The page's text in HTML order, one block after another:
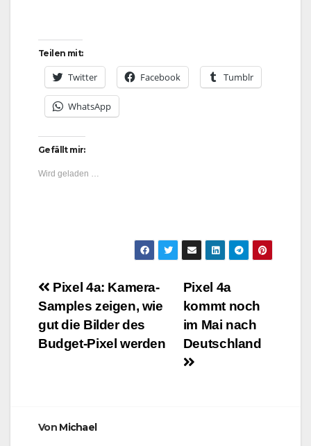
Teilen mit:
Twitter Facebook Tumblr
WhatsApp
Gefällt mir:
Wird geladen …
Beitragsnavigation
Pixel 4a
kommt noch
im Mai nach
Deutschland
Pixel 4a: Kamera-
Samples zeigen, wie
gut die Bilder des
Budget-Pixel werden
Von Michael